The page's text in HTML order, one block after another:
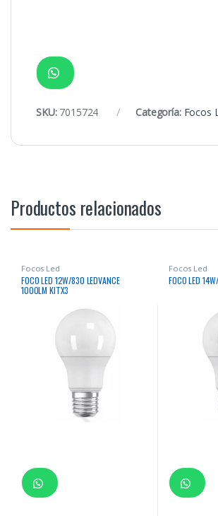
SKU: 7015724 Categoría: Focos
Productos relacionados
Focos Led
FOCO LED 12W/830 LEDVANCE
1000LM KITX3
Focos Led
FOCO LED